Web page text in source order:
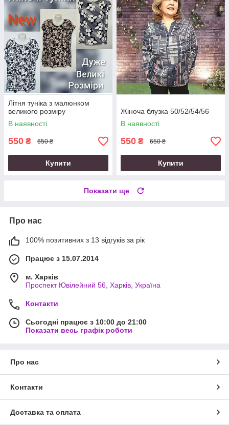
Літня туніка з малюнком
великого розміру
В наявності
550 ₴ 650 ₴
Купити
Жіноча блузка 50/52/54/56
В наявності
550 ₴ 650 ₴
Купити
Показати ще
Про нас
100% позитивних з 13 відгуків за рік
Працює з 15.07.2014
м. Харків
Проспект Ювілейний 56, Харків, Україна
Контакти
Сьогодні працює з 10:00 до 21:00
Показати весь графік роботи
Про нас
Контакти
Доставка та оплата